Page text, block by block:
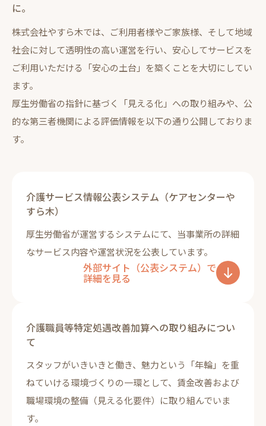
に。
株式会社やすら木では、ご利用者様やご家族様、そして地域
社会に対して透明性の高い運営を行い、安心してサービスを
ご利用いただける「安心の土台」を築くことを大切にしてい
ます。
厚生労働省の指針に基づく「見える化」への取り組みや、公
的な第三者機関による評価情報を以下の通り公開しておりま
す。
介護サービス情報公表システム（ケアセンターや
すら木）
厚生労働省が運営するシステムにて、当事業所の詳細
なサービス内容や運営状況を公表しています。
外部サイト（公表システム）で
詳細を見る
介護職員等特定処遇改善加算への取り組みについ
て
スタッフがいきいきと働き、魅力という「年輪」を重
ねていける環境づくりの一環として、賃金改善および
職場環境の整備（見える化要件）に取り組んでいま
す。